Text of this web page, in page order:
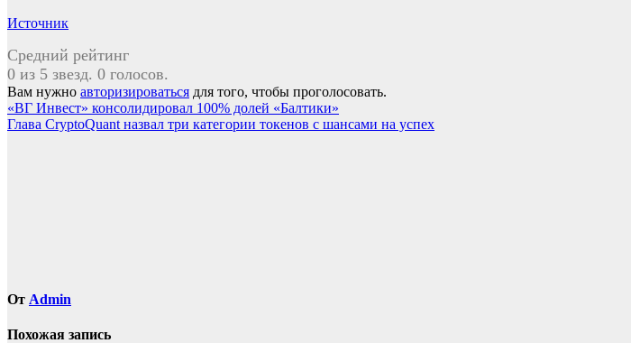
Источник
Средний рейтинг
0 из 5 звезд. 0 голосов.
Вам нужно авторизироваться для того, чтобы проголосовать.
Навигация
по
«ВГ Инвест» консолидировал 100% долей «Балтики»
Глава CryptoQuant назвал три категории токенов с шансами на успех
От Admin
Похожая запись